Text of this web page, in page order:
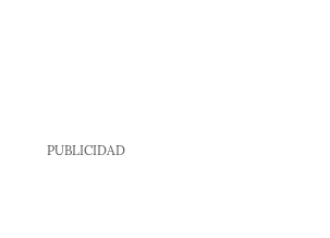
PUBLICIDAD